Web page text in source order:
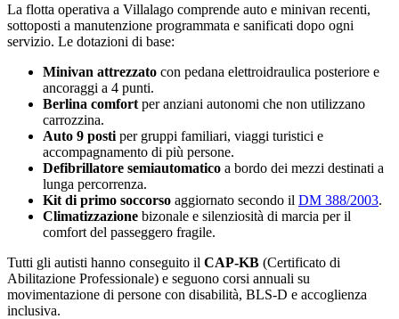
La flotta operativa a Villalago comprende auto e minivan recenti,
sottoposti a manutenzione programmata e sanificati dopo ogni
servizio. Le dotazioni di base:
Minivan attrezzato con pedana elettroidraulica posteriore e
ancoraggi a 4 punti.
Berlina comfort per anziani autonomi che non utilizzano
carrozzina.
Auto 9 posti per gruppi familiari, viaggi turistici e
accompagnamento di più persone.
Defibrillatore semiautomatico a bordo dei mezzi destinati a
lunga percorrenza.
Kit di primo soccorso aggiornato secondo il DM 388/2003.
Climatizzazione bizonale e silenziosità di marcia per il
comfort del passeggero fragile.
Tutti gli autisti hanno conseguito il CAP-KB (Certificato di
Abilitazione Professionale) e seguono corsi annuali su
movimentazione di persone con disabilità, BLS-D e accoglienza
inclusiva.